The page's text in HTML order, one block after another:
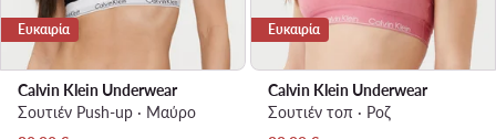
Ευκαιρία
Calvin Klein Underwear
Σουτιέν Push-up · Μαύρο
Ευκαιρία
Calvin Klein Underwear
Σουτιέν τοπ · Ροζ